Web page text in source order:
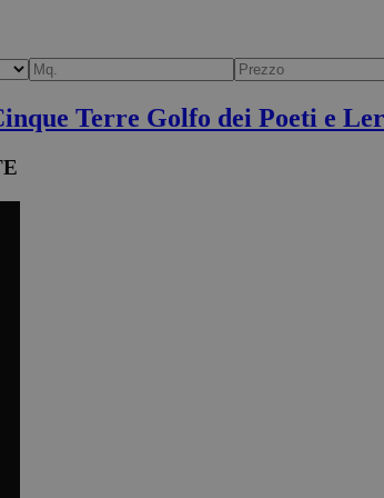
Terre Golfo dei Poeti e